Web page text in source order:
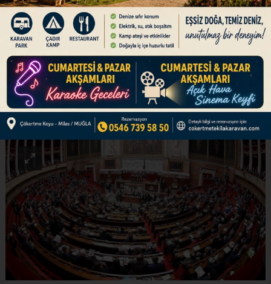
Lawmaker Mathilde Panot describes refusal as
'shameful', recalls Ahmad Abu Shamla was
killed in Israeli airstrikes
ABONE OL